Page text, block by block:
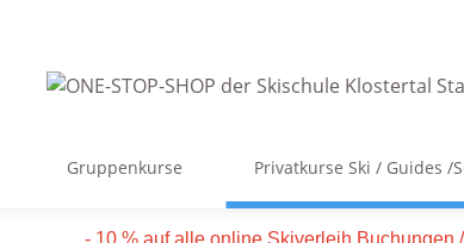
Gruppenkurse Privatkurse Ski / Guides /
- 10 % auf alle online Skiverleih